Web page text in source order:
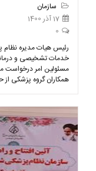
سازمان
17 آذر 1400
0
رئیس هیات مدیره نظام
خدمات تشخیصی و
مسئولین امر درخواست
همکاران گروه پزشکی از